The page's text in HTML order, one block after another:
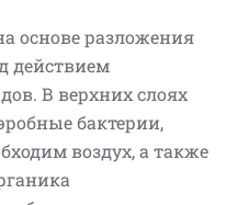
основе разложения
действием
В верхних слоях
бактерии,
воздух, а также